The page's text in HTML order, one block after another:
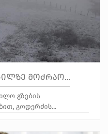
მოძრაო...
გზების
გოდერძის...